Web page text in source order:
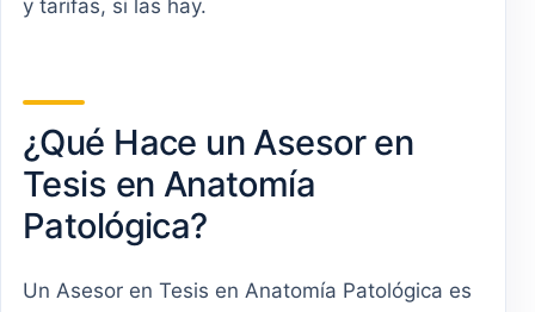
y tarifas, si las hay.
¿Qué Hace un Asesor en
Tesis en Anatomía
Patológica?
Un Asesor en Tesis en Anatomía Patológica es